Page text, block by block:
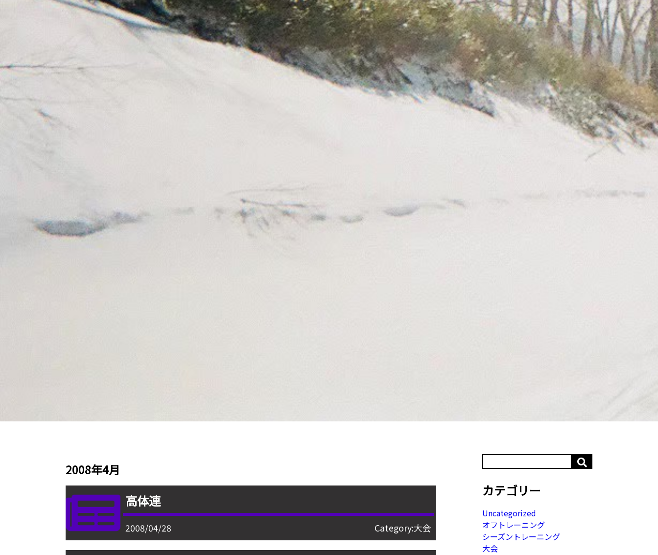
2008年4月
高体連
2008/04/28 Category:大会
カテゴリー
Uncategorized
オフトレーニング
シーズントレーニング
大会